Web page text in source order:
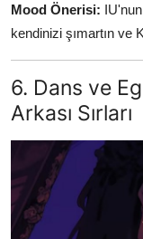
Mood Önerisi:
kendinizi şımartın ve
6. Dans ve
Arkası Sırları